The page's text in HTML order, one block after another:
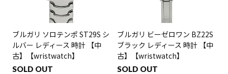
ブルガリ ソロテンポ ST29S シ
ルバー レディース 時計 【中
古】【wristwatch】
SOLD OUT
ブルガリ ビーゼロワン BZ22S
ブラック レディース 時計 【中
古】【wristwatch】
SOLD OUT